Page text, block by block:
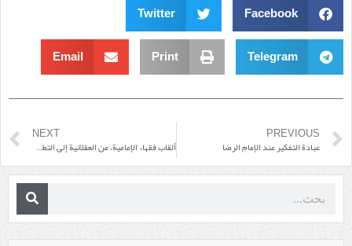
Facebook
Twitter
Telegram
Print
Email
PREVIOUS
عبادة التفكير عند الإمام الرضا
NEXT
ألقاب فقهاء الإمامية، من العقلانية إلى التطرُّف والغلوّ